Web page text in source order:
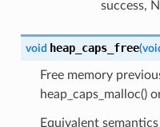
success,
void heap_caps_free(
Free memory
heap_caps_malloc()
Equivalent